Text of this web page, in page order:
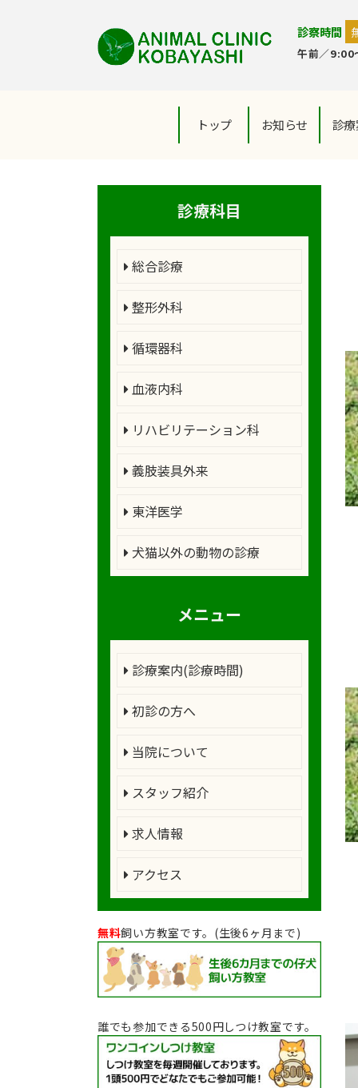
診察時間
午前／
トップ お知らせ 診
診療科目
総合診療
整形外科
循環器科
血液内科
リハビリテーション科
義肢装具外来
東洋医学
犬猫以外の動物の診療
メニュー
診療案内(診療時間)
初診の方へ
当院について
スタッフ紹介
求人情報
アクセス
無料飼い方教室です。(生後6ヶ月まで)
誰でも参加できる500円しつけ教室です。